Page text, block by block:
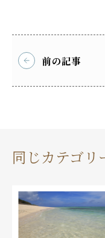
前の記事
同じカテゴリ